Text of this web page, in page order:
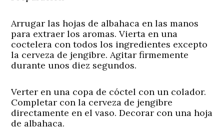
Arrugar las hojas de albahaca en las manos
para extraer los aromas. Vierta en una
coctelera con todos los ingredientes excepto
la cerveza de jengibre. Agitar firmemente
durante unos diez segundos.
Verter en una copa de cóctel con un colador.
Completar con la cerveza de jengibre
directamente en el vaso. Decorar con una hoja
de albahaca.